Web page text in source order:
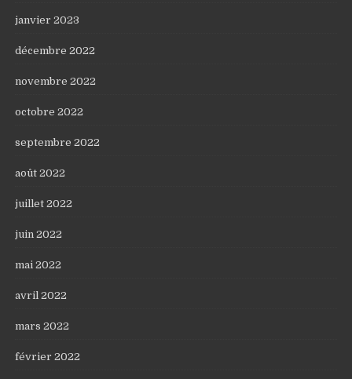
janvier 2023
décembre 2022
novembre 2022
octobre 2022
septembre 2022
août 2022
juillet 2022
juin 2022
mai 2022
avril 2022
mars 2022
février 2022